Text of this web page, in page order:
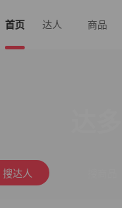
首页 达人 商品
搜达人